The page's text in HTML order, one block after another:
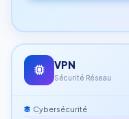
VPN
Sécurité Réseau
Cybersécurité